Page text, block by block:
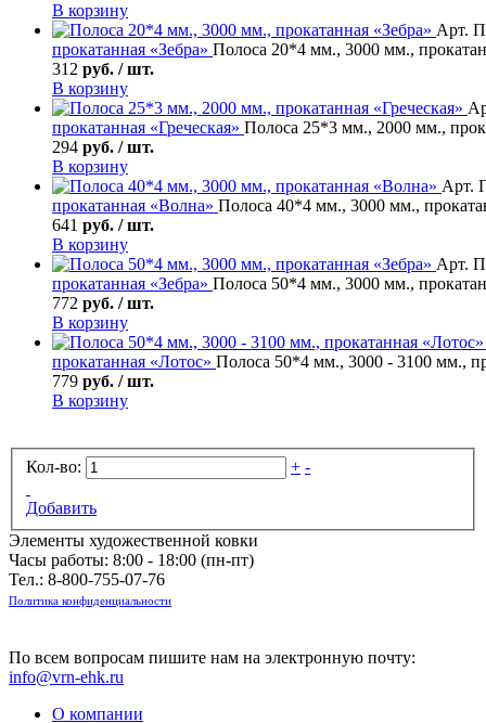
В корзину
Арт.
прокатанная «Зебра» Полоса 20*4 мм., 3000 мм.,
312 руб. / шт.
В корзину
прокатанная «Греческая» Полоса 25*3 мм., 2000 мм.,
294 руб. / шт.
В корзину
Арт.
прокатанная «Волна» Полоса 40*4 мм., 3000 мм.,
641 руб. / шт.
В корзину
Арт.
прокатанная «Зебра» Полоса 50*4 мм., 3000 мм.,
772 руб. / шт.
В корзину
прокатанная «Лотос» Полоса 50*4 мм., 3000 - 3100 мм.,
779 руб. / шт.
В корзину
Кол-во: + -
Добавить
Элементы художественной ковки
Часы работы: 8:00 - 18:00 (пн-пт)
Тел.: 8-800-755-07-76
Политика конфиденциальности
По всем вопросам пишите нам на электронную почту:
info@vrn-ehk.ru
О компании